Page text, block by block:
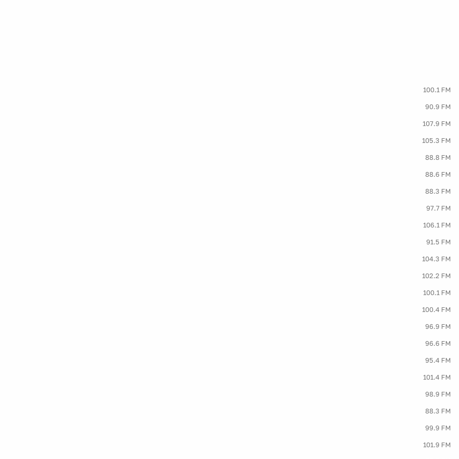
100.1 FM
90.9 FM
107.9 FM
105.3 FM
88.8 FM
88.6 FM
88.3 FM
97.7 FM
106.1 FM
91.5 FM
104.3 FM
102.2 FM
100.1 FM
100.4 FM
96.9 FM
96.6 FM
95.4 FM
101.4 FM
98.9 FM
88.3 FM
99.9 FM
101.9 FM